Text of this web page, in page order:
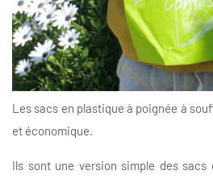
Les sacs en plastique à poignée à
et économique.
Ils sont une version simple des